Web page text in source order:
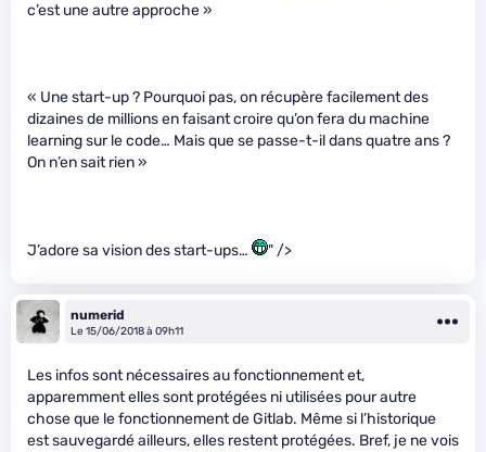
c’est une autre approche »
« Une start-up ? Pourquoi pas, on récupère facilement des
dizaines de millions en faisant croire qu’on fera du machine
learning sur le code… Mais que se passe-t-il dans quatre ans ?
On n’en sait rien »
J’adore sa vision des start-ups… " />
numerid
Le 15/06/2018 à 09h11
Les infos sont nécessaires au fonctionnement et,
apparemment elles sont protégées ni utilisées pour autre
chose que le fonctionnement de Gitlab. Même si l’historique
est sauvegardé ailleurs, elles restent protégées. Bref, je ne vois